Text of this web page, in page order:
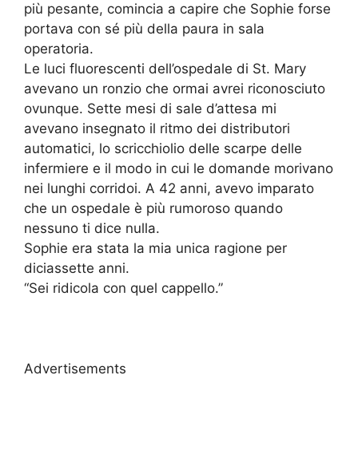
più pesante, comincia a capire che Sophie forse
portava con sé più della paura in sala
operatoria.
Le luci fluorescenti dell’ospedale di St. Mary
avevano un ronzio che ormai avrei riconosciuto
ovunque. Sette mesi di sale d’attesa mi
avevano insegnato il ritmo dei distributori
automatici, lo scricchiolio delle scarpe delle
infermiere e il modo in cui le domande morivano
nei lunghi corridoi. A 42 anni, avevo imparato
che un ospedale è più rumoroso quando
nessuno ti dice nulla.
Sophie era stata la mia unica ragione per
diciassette anni.
“Sei ridicola con quel cappello.”
Advertisements